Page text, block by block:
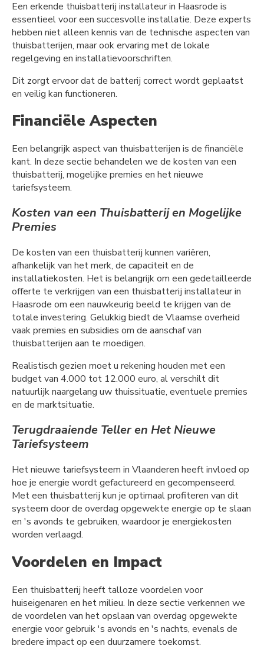
Een erkende thuisbatterij installateur in Haasrode is
essentieel voor een succesvolle installatie. Deze experts
hebben niet alleen kennis van de technische aspecten van
thuisbatterijen, maar ook ervaring met de lokale
regelgeving en installatievoorschriften.
Dit zorgt ervoor dat de batterij correct wordt geplaatst
en veilig kan functioneren.
Financiële Aspecten
Een belangrijk aspect van thuisbatterijen is de financiële
kant. In deze sectie behandelen we de kosten van een
thuisbatterij, mogelijke premies en het nieuwe
tariefsysteem.
Kosten van een Thuisbatterij en Mogelijke
Premies
De kosten van een thuisbatterij kunnen variëren,
afhankelijk van het merk, de capaciteit en de
installatiekosten. Het is belangrijk om een gedetailleerde
offerte te verkrijgen van een thuisbatterij installateur in
Haasrode om een nauwkeurig beeld te krijgen van de
totale investering. Gelukkig biedt de Vlaamse overheid
vaak premies en subsidies om de aanschaf van
thuisbatterijen aan te moedigen.
Realistisch gezien moet u rekening houden met een
budget van 4.000 tot 12.000 euro, al verschilt dit
natuurlijk naargelang uw thuissituatie, eventuele premies
en de marktsituatie.
Terugdraaiende Teller en Het Nieuwe
Tariefsysteem
Het nieuwe tariefsysteem in Vlaanderen heeft invloed op
hoe je energie wordt gefactureerd en gecompenseerd.
Met een thuisbatterij kun je optimaal profiteren van dit
systeem door de overdag opgewekte energie op te slaan
en 's avonds te gebruiken, waardoor je energiekosten
worden verlaagd.
Voordelen en Impact
Een thuisbatterij heeft talloze voordelen voor
huiseigenaren en het milieu. In deze sectie verkennen we
de voordelen van het opslaan van overdag opgewekte
energie voor gebruik 's avonds en 's nachts, evenals de
bredere impact op een duurzamere toekomst.